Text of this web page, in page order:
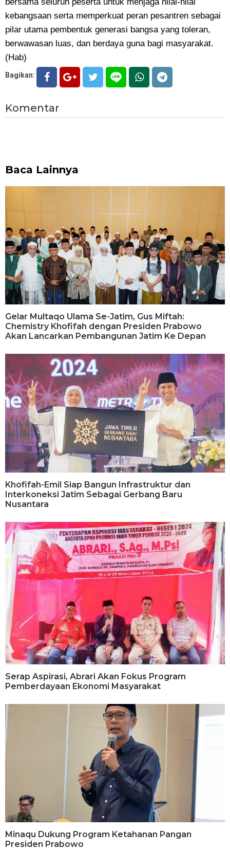
kebangsaan serta memperkuat peran pesantren sebagai
pilar utama pembentuk generasi bangsa yang toleran,
berwawasan luas, dan berdaya guna bagi masyarakat.
(Hab)
Bagikan:
Komentar
Baca Lainnya
Gelar Multaqo Ulama Se-Jatim, Gus Miftah:
Chemistry Khofifah dengan Presiden Prabowo
Akan Lancarkan Pembangunan Jatim Ke Depan
Khofifah-Emil Siap Bangun Infrastruktur dan
Interkoneksi Jatim Sebagai Gerbang Baru
Nusantara
Serap Aspirasi, Abrari Akan Fokus Program
Pemberdayaan Ekonomi Masyarakat
Minaqu Dukung Program Ketahanan Pangan
Presiden Prabowo